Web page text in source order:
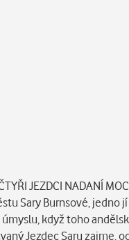
JEZDCI NADANÍ
Sary Burnsové, jedno
když toho
Jezdec Saru zajme,